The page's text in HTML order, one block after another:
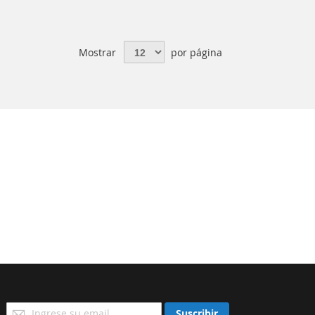
Mostrar por página
Suscríbase